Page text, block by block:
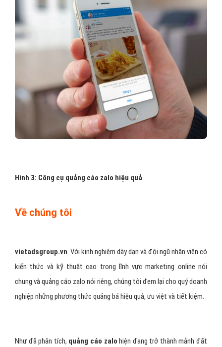
Hình 3: Công cụ quảng cáo zalo hiệu quả
Về chúng tôi
vietadsgroup.vn. Với kinh nghiệm dày dạn và đội ngũ nhân viên có
kiến thức và kỹ thuật cao trong lĩnh vực marketing online nói
chung và quảng cáo zalo nói riêng, chúng tôi đem lại cho quý doanh
nghiệp những phương thức quảng bá hiệu quả, ưu việt và tiết kiệm.
Như đã phân tích, quảng cáo zalo hiện đang trở thành mảnh đất